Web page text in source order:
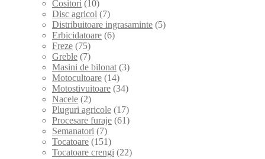
Cositori (10)
Disc agricol (7)
Distribuitoare ingrasaminte (5)
Erbicidatoare (6)
Freze (75)
Greble (7)
Masini de bilonat (3)
Motocultoare (14)
Motostivuitoare (34)
Nacele (2)
Pluguri agricole (17)
Procesare furaje (61)
Semanatori (7)
Tocatoare (151)
Tocatoare crengi (22)